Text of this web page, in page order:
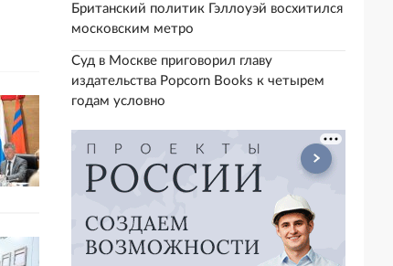
Британский политик Гэллоуэй восхитился
московским метро
Суд в Москве приговорил главу
издательства Popcorn Books к четырем
годам условно